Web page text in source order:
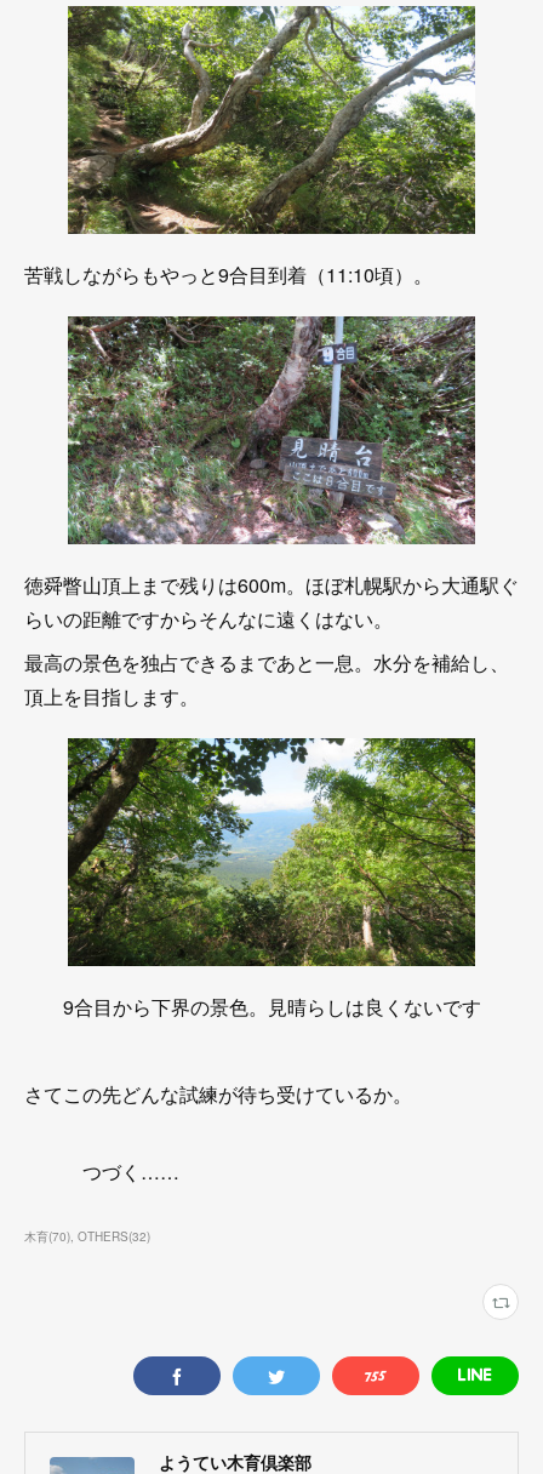
苦戦しながらもやっと9合目到着（11:10頃）。
徳舜瞥山頂上まで残りは600m。ほぼ札幌駅から大通駅ぐ
らいの距離ですからそんなに遠くはない。
最高の景色を独占できるまであと一息。水分を補給し、
頂上を目指します。
9合目から下界の景色。見晴らしは良くないです
さてこの先どんな試練が待ち受けているか。
つづく……
木育(70) OTHERS(32)
ようてい木育倶楽部